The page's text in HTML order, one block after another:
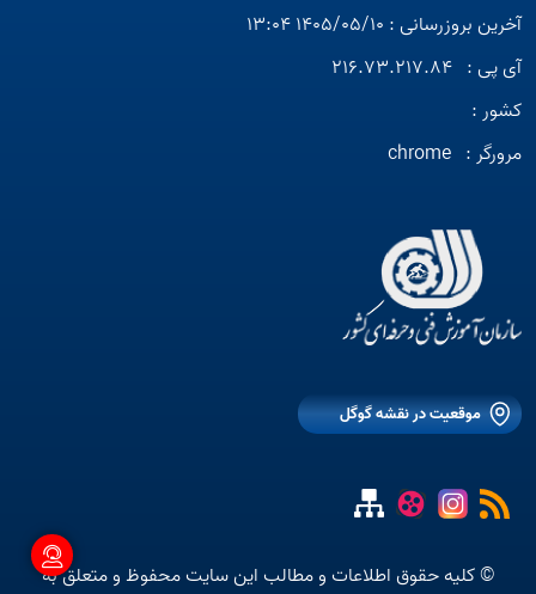
آخرین بروزرسانی : 1405/05/10 13:04
آی پی : 216.73.217.84
کشور :
مرورگر : chrome
موقعیت در نقشه گوگل
© کلیه حقوق اطلاعات و مطالب این سایت محفوظ و متعلق به